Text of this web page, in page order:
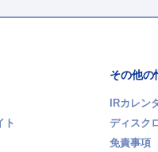
ト
その他の
IRカレン
ディスク
免責事項